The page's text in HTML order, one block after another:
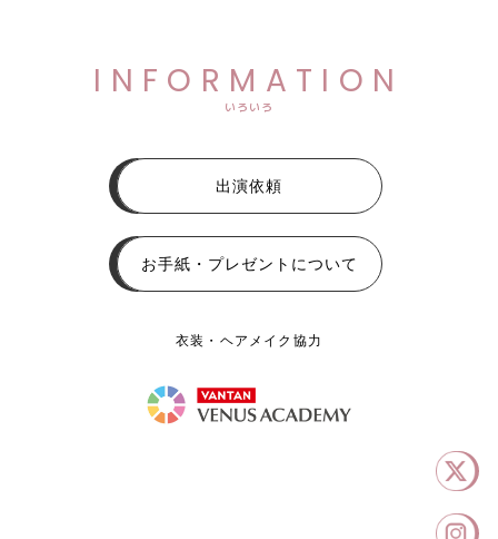
INFORMATION
いろいろ
出演依頼
お手紙・プレゼントについて
衣装・ヘアメイク協力